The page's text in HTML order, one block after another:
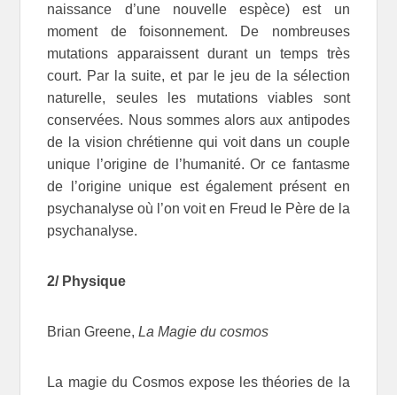
naissance d’une nouvelle espèce) est un
moment de foisonnement. De nombreuses
mutations apparaissent durant un temps très
court. Par la suite, et par le jeu de la sélection
naturelle, seules les mutations viables sont
conservées. Nous sommes alors aux antipodes
de la vision chrétienne qui voit dans un couple
unique l’origine de l’humanité. Or ce fantasme
de l’origine unique est également présent en
psychanalyse où l’on voit en Freud le Père de la
psychanalyse.
2/ Physique
Brian Greene,La Magie du cosmos
La magie du Cosmos expose les théories de la